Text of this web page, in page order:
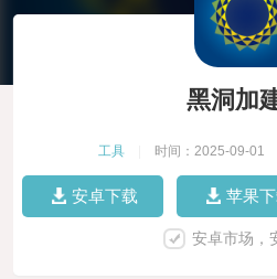
黑洞加
工具 时间：2025-09-01
安卓下载 苹果
安卓市场，